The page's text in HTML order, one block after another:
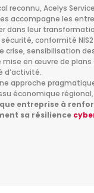
reconnu, Acelys
accompagne les
dans leur
conformité NIS2
crise, sensibilisation
mise en œuvre de plans
d’activité.
approche
économique régional,
entreprise à
sa résilience